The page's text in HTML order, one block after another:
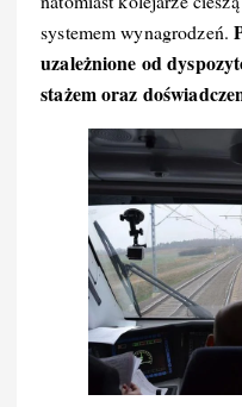
systemem wynagrodzeń.
uzależnione od
stażem oraz